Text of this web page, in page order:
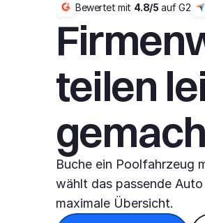
Bewertet mit 4.8/5 auf G2
teilen
Buche ein Poolfahrzeug
wählt das passende
maximale Übersicht.